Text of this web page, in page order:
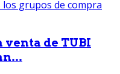
venta de TUBI